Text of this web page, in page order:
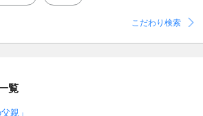
こだわり検索
覧
親」